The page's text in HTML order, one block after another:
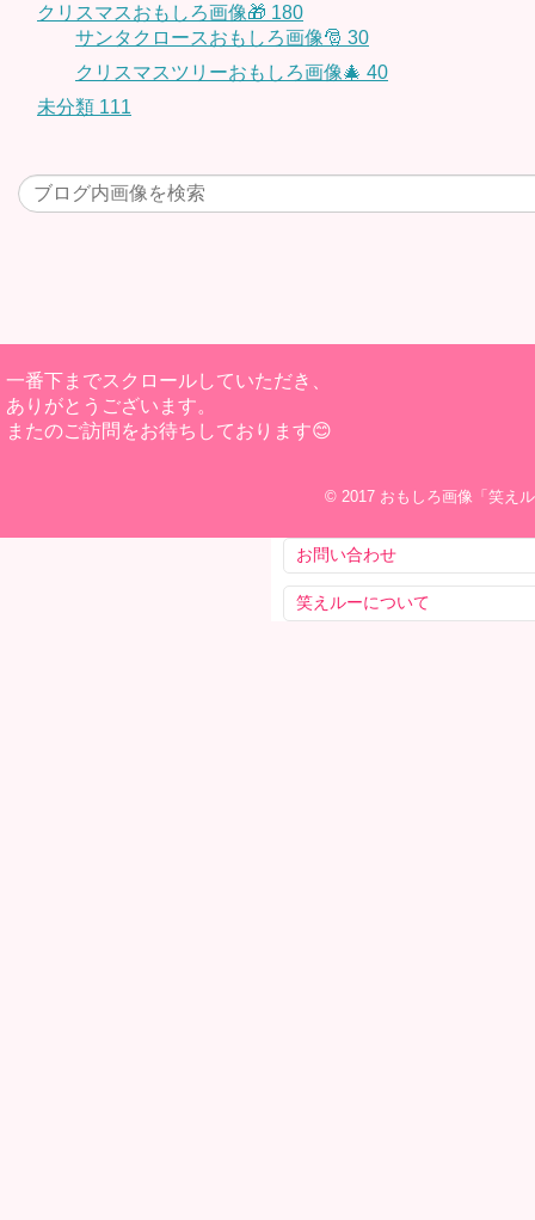
クリスマスおもしろ画像🎁 180
サンタクロースおもしろ画像🎅 30
クリスマスツリーおもしろ画像🎄 40
未分類 111
一番下までスクロールしていただき、
ありがとうございます。
またのご訪問をお待ちしております😊
© 2017 おもしろ画像「笑え
お問い合わせ
笑えルーについて